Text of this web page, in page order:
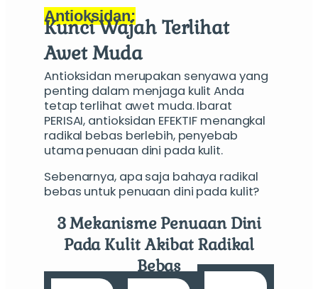
Antioksidan:
Kunci Wajah Terlihat
Awet Muda
Antioksidan merupakan senyawa yang
penting dalam menjaga kulit Anda
tetap terlihat awet muda. Ibarat
PERISAI, antioksidan EFEKTIF menangkal
radikal bebas berlebih, penyebab
utama penuaan dini pada kulit.
Sebenarnya, apa saja bahaya radikal
bebas untuk penuaan dini pada kulit?
3 MekanismePenuaan Dini
PadaKulitAkibat Radikal
Bebas